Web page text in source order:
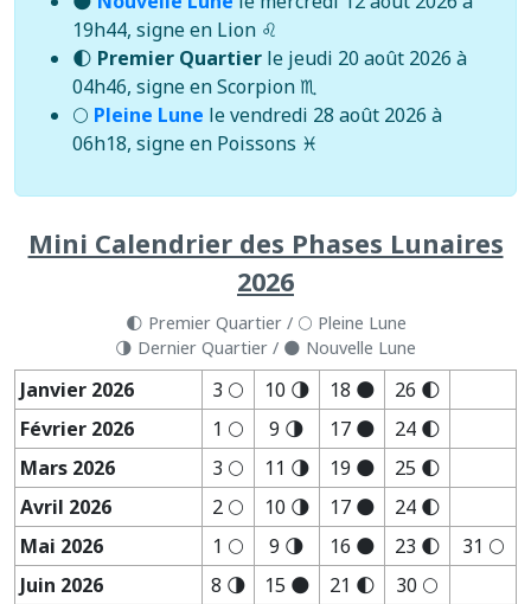
19h44, signe en Lion ♌
🌓 Premier Quartier le jeudi 20 août 2026 à
04h46, signe en Scorpion ♏
🌕 Pleine Lune le vendredi 28 août 2026 à
06h18, signe en Poissons ♓
Mini Calendrier des Phases Lunaires
2026
🌓 Premier Quartier / 🌕 Pleine Lune
🌗 Dernier Quartier / 🌑 Nouvelle Lune
Janvier 2026 3 🌕 10 🌗 18 🌑
26 🌓
Février 2026
1 🌕 9 🌗 17 🌑
24 🌓
Mars 2026
3 🌕 11 🌗 19 🌑
25 🌓
Avril 2026
2 🌕 10 🌗 17 🌑
24 🌓
Mai 2026
1 🌕 9 🌗 16 🌑 23 🌓
31 🌕
Juin 2026
8 🌗 15 🌑 21 🌓
30 🌕